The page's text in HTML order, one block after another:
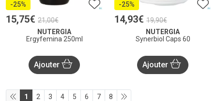
-25%
15,75€ 21,00€
NUTERGIA
Ergyfemina 250ml
Ajouter
-25%
14,93€ 19,90€
NUTERGIA
Synerbiol Caps 60
Ajouter
1 2 3 4 5 6 7 8